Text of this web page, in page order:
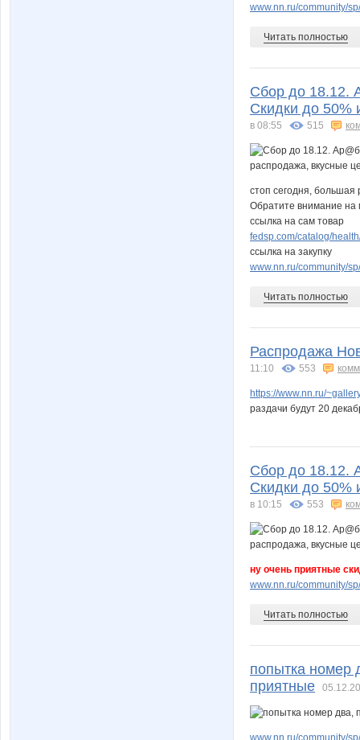
www.nn.ru/community/
Читать полностью
Сбор до 18.12.
Скидки до 50%
в 08:55 515
стоп сегодня, большая
Обратите внимание
ссылка на сам товар
fedsp.com/catalog/
ссылка на закупку
www.nn.ru/community/
Читать полностью
Распродажа
11:10 553
https://www.nn.ru/
раздачи будут 20
Сбор до 18.12.
Скидки до 50%
в 10:15 553
ну очень приятные
www.nn.ru/community/
Читать полностью
попытка номер
приятные
www.nn.ru/community/